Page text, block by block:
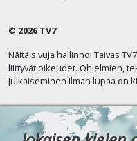
© 2026 TV7
Näitä sivuja hallinnoi Taivas
liittyvät oikeudet. Ohjelmien,
julkaiseminen ilman lupaa on